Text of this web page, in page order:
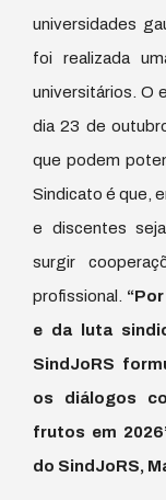
universidades
foi realizada
universitários. O
dia 23 de
que podem
Sindicato é que,
e discentes
surgir
profissional.
e da luta
SindJoRS
os diálogos
frutos em
do SindJoRS,